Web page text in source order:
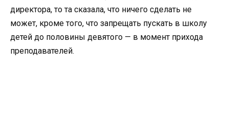
директора, то та сказала, что ничего сделать не
может, кроме того, что запрещать пускать в школу
детей до половины девятого — в момент прихода
преподавателей.